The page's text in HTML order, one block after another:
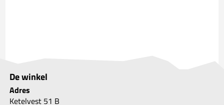
De winkel
Adres
Ketelvest 51 B